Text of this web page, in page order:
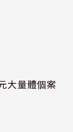
大量體個案